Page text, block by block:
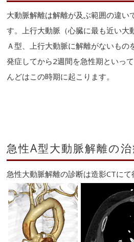
大動脈解離は解離が及ぶ範囲の違い
す。上行大動脈（心臓に最も近い大
Ａ型、上行大動脈に解離がないもの
発症してから2週間を急性期といっ
んどはこの時期に起こります。
急性A型大動脈解離の治
急性大動脈解離の診断は造影CTにて